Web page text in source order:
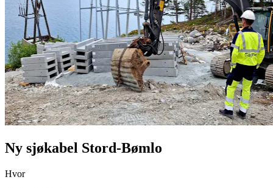
Ny sjøkabel Stord-Bømlo
Hvor